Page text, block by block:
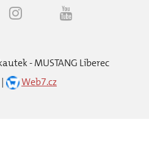
- MUSTANG Liberec
Web7.cz